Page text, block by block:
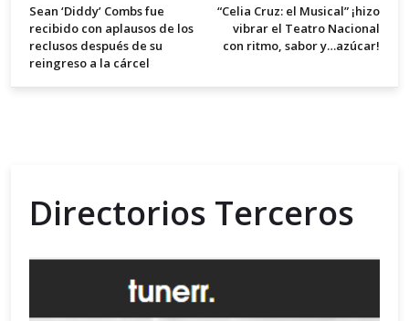
Sean ‘Diddy’ Combs fue
recibido con aplausos de los
reclusos después de su
reingreso a la cárcel
“Celia Cruz: el Musical” ¡hizo
vibrar el Teatro Nacional
con ritmo, sabor y…azúcar!
Directorios Terceros